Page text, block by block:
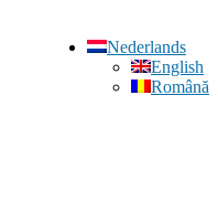
Nederlands
English
Română